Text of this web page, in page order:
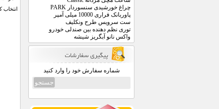
چراغ خورشیدی سنسوردار PARK
پاوربانک فراری 10000 میلی آمپر
ست سرویس طرح ونکلیف
توری نظم دهنده بین صندلی خودرو
واکس نانو آبگریز شیشه
شماره سفارش خود را وارد کنید
انتخاب